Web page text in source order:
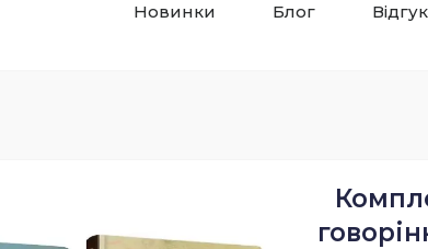
Новинки Блог